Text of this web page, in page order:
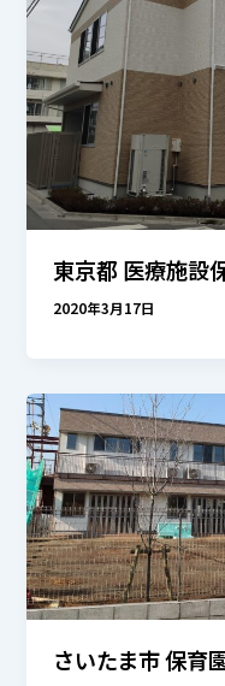
東京都 医療施
2020年3月17日
さいたま市 保